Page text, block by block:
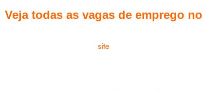
Veja todas as vagas de emprego no
site